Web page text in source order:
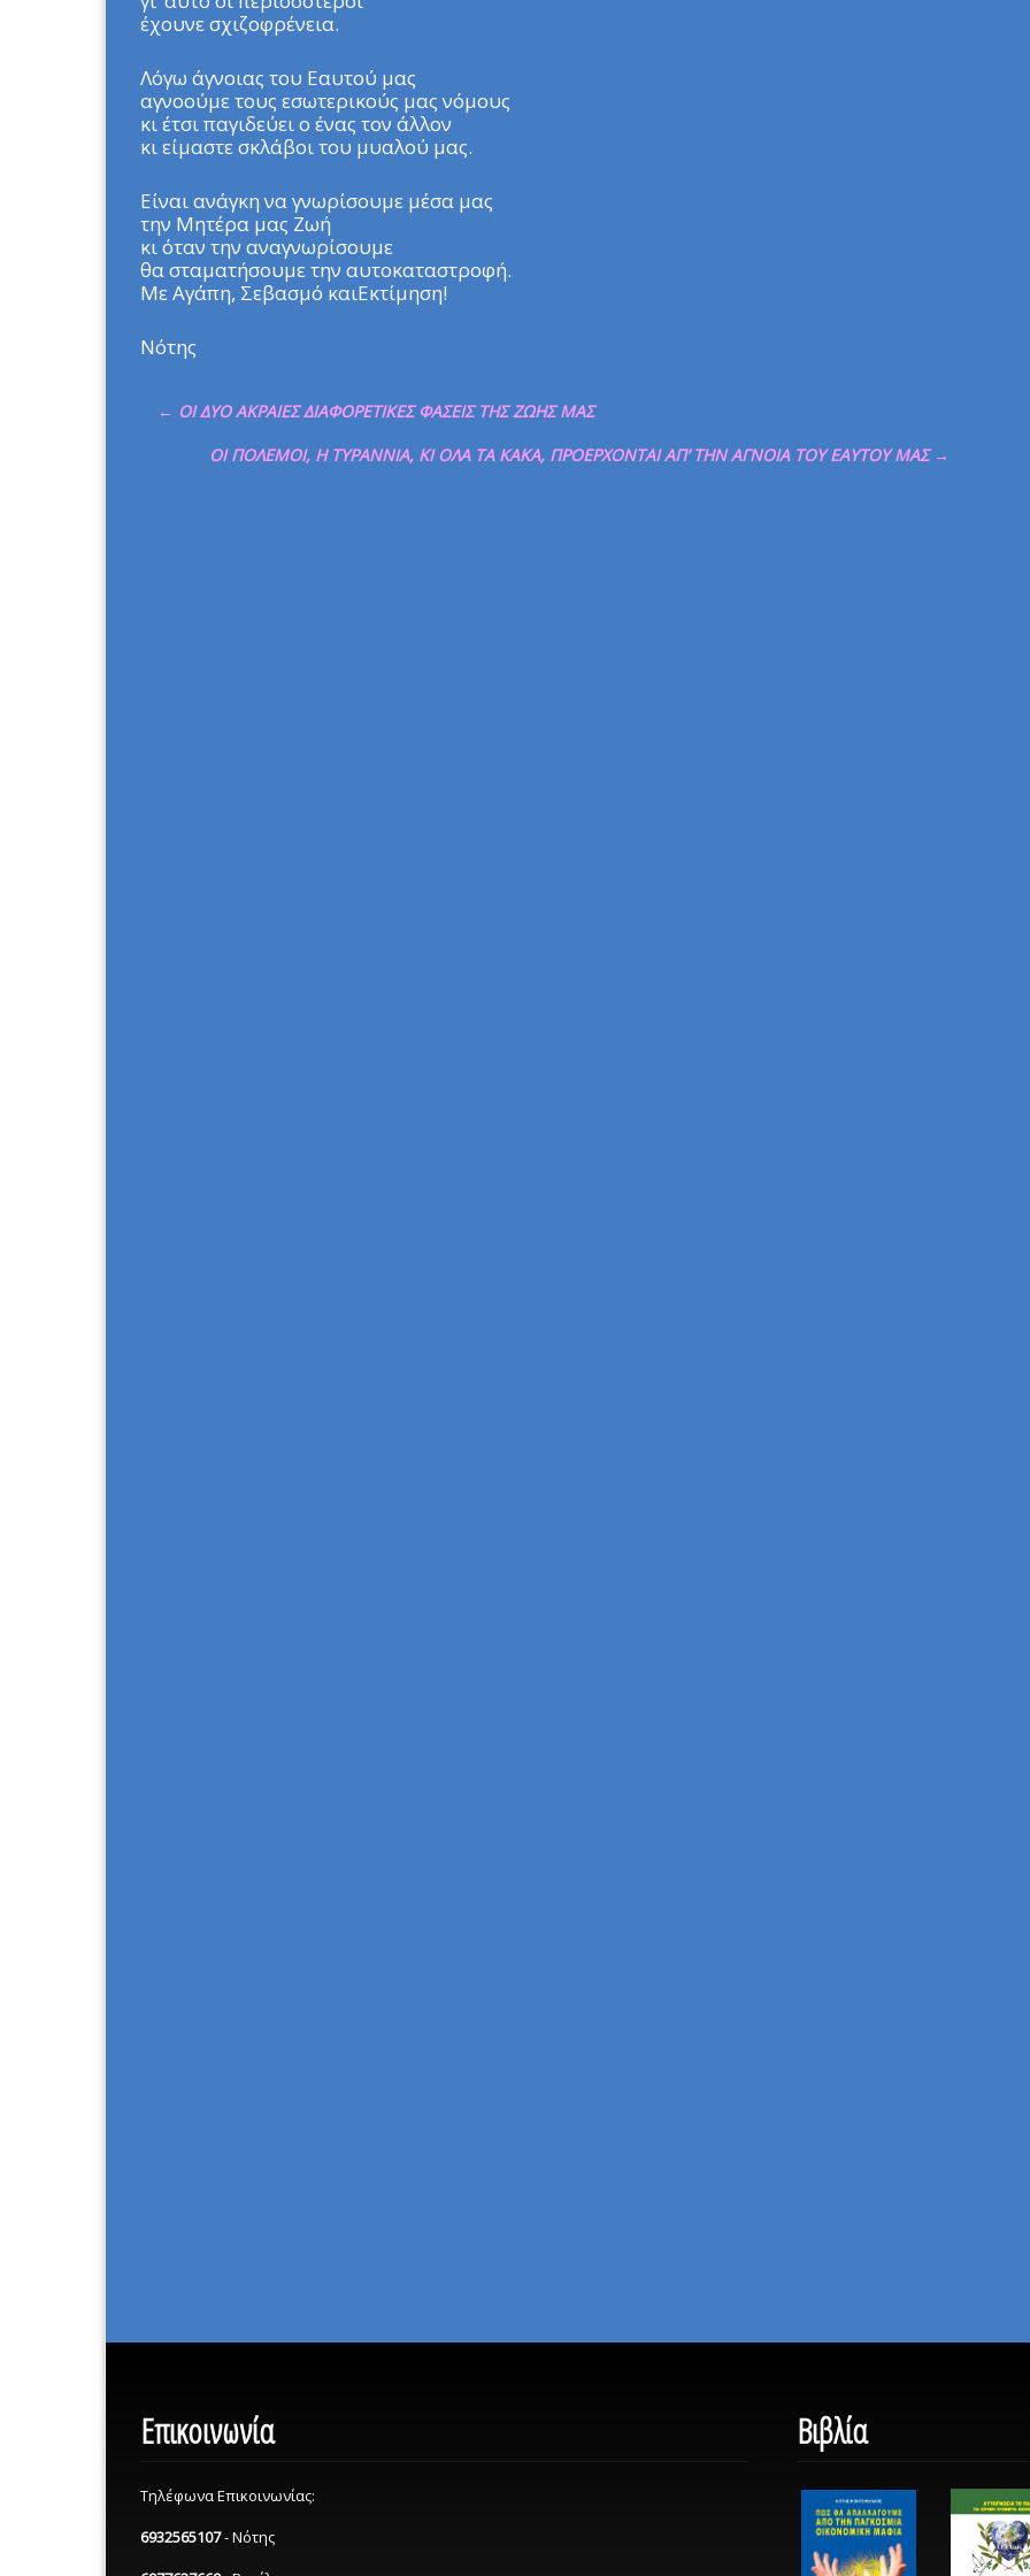
έχουνε σχιζοφρένεια.
Λόγω άγνοιας του Εαυτού μας
αγνοούμε τους εσωτερικούς μας νόμους
κι έτσι παγιδεύει ο ένας τον άλλον
κι είμαστε σκλάβοι του μυαλού μας.
Είναι ανάγκη να γνωρίσουμε μέσα μας
την Μητέρα μας Ζωή
κι όταν την αναγνωρίσουμε
θα σταματήσουμε την αυτοκαταστροφή.
Με Αγάπη, Σεβασμό καιΕκτίμηση!
Νότης
← ΟΙ ΔΥΟ ΑΚΡΑΙΕΣ ΔΙΑΦΟΡΕΤΙΚΕΣ ΦΑΣΕΙΣ ΤΗΣ ΖΩΗΣ ΜΑΣ
ΟΙ ΠΟΛΕΜΟΙ, H TΥΡΑΝΝΙΑ, ΚΙ ΟΛΑ ΤΑ ΚΑΚΑ, ΠΡΟΕΡΧΟΝΤΑΙ ΑΠ’ ΤΗΝ ΑΓΝΟΙΑ ΤΟΥ ΕΑΥΤΟΥ ΜΑΣ→
Επικοινωνία
Τηλέφωνα Επικοινωνίας:
6932565107- Νότης
Βιβλία